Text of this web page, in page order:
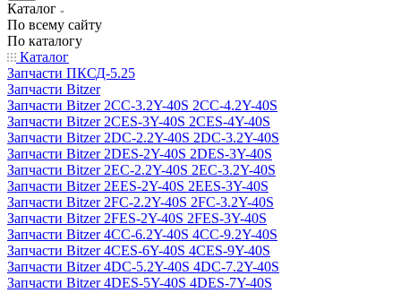
Каталог
По всему сайту
По каталогу
Каталог
Запчасти ПКСД-5.25
Запчасти Bitzer
Запчасти Bitzer 2CC-3.2Y-40S 2CC-4.2Y-40S
Запчасти Bitzer 2CES-3Y-40S 2CES-4Y-40S
Запчасти Bitzer 2DC-2.2Y-40S 2DC-3.2Y-40S
Запчасти Bitzer 2DES-2Y-40S 2DES-3Y-40S
Запчасти Bitzer 2EC-2.2Y-40S 2EC-3.2Y-40S
Запчасти Bitzer 2EES-2Y-40S 2EES-3Y-40S
Запчасти Bitzer 2FC-2.2Y-40S 2FC-3.2Y-40S
Запчасти Bitzer 2FES-2Y-40S 2FES-3Y-40S
Запчасти Bitzer 4CC-6.2Y-40S 4CC-9.2Y-40S
Запчасти Bitzer 4CES-6Y-40S 4CES-9Y-40S
Запчасти Bitzer 4DC-5.2Y-40S 4DC-7.2Y-40S
Запчасти Bitzer 4DES-5Y-40S 4DES-7Y-40S